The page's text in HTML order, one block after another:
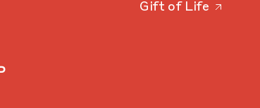
Gift of Life